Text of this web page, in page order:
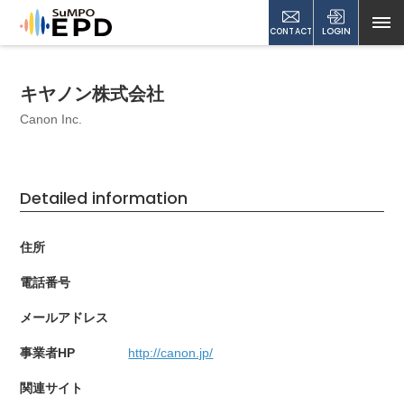
CONTACT LOGIN
キヤノン株式会社
Canon Inc.
Detailed information
住所
電話番号
メールアドレス
事業者HP http://canon.jp/
関連サイト